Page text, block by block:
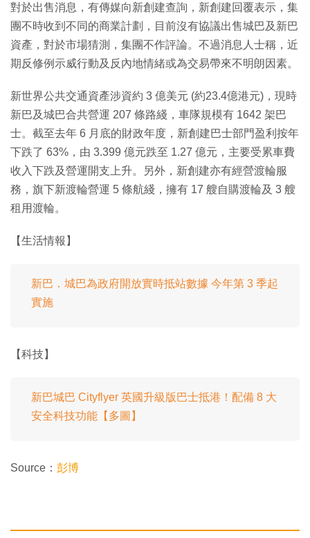
對於出售消息，有傳媒向新創建查詢，新創建回覆表示，集
團不時收到不同的商業計劃，目前沒有協議出售城巴及新巴
資產，對於市場猜測，集團不作評論。不過消息人士稱，近
期反修例示威行動及反內地情緒或為交易帶來不明朗因素。
新世界公共交通資產涉資約 3 億美元 (約23.4億港元)，現時
新巴及城巴合共營運 207 條路綫，車隊規模有 1642 架巴
士。截至去年 6 月底的財政年度，新創建巴士部門盈利按年
下跌了 63%，由 3.399 億元跌至 1.27 億元，主要受累車費
收入下跌及營運開支上升。另外，新創建亦有經營渡輪服
務，旗下新渡輪營運 5 條航綫，擁有 17 艘自購渡輪及 3 艘
租用渡輪。
【生活情報】
新巴．城巴為政府開放實時抵站數據 今年第 3 季起
實施
【科技】
新巴城巴 Cityflyer 英國升級版巴士抵港！配備 8 大
安全科技功能【多圖】
Source： 彭博